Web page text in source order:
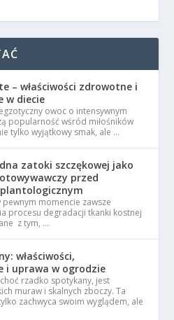
– właściwości zdrowotne i
w diecie
owoc o intensywnym
popularność wśród miłośników
tylko wyjątkowy smak, ale …
zatoki szczękowej jako
przed
momencie zawsze
procesu degradacji tkanki kostnej
z tym, …
właściwości,
i uprawa w ogrodzie
rzadko spotykany, jest
muraw i skalnych zboczy. Ta
zachwyca swoim wyglądem, ale